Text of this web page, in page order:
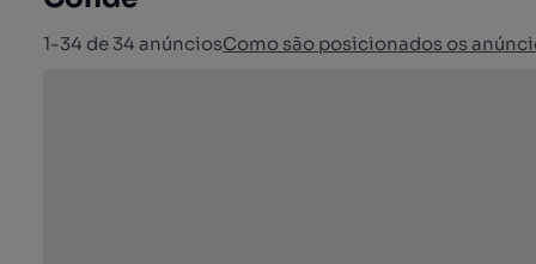
1-34 de 34 anúnciosComo são posicionados os